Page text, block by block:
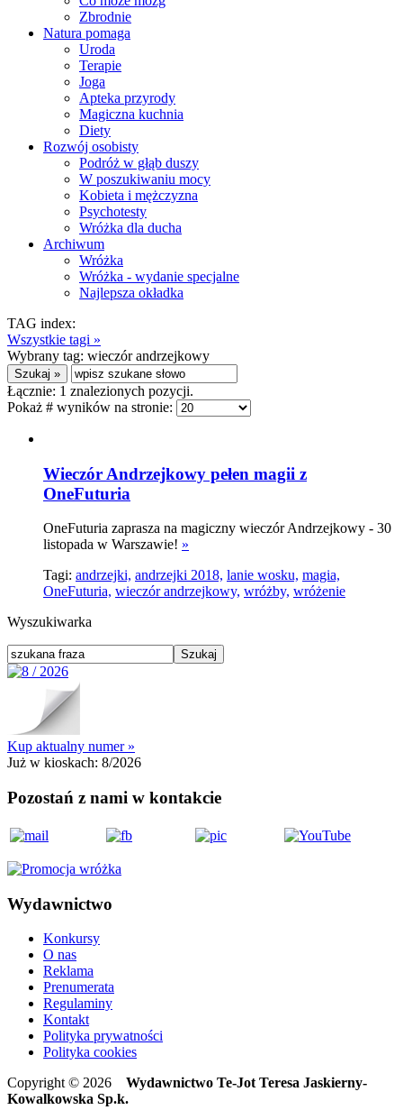
Zbrodnie
Natura pomaga
Uroda
Terapie
Joga
Apteka przyrody
Magiczna kuchnia
Diety
Rozwój osobisty
Podróż w głąb duszy
W poszukiwaniu mocy
Kobieta i mężczyzna
Psychotesty
Wróżka dla ducha
Archiwum
Wróżka
Wróżka - wydanie specjalne
Najlepsza okładka
TAG index:
Wszystkie tagi »
Wybrany tag: wieczór andrzejkowy
Łącznie: 1 znalezionych pozycji.
Pokaż # wyników na stronie:
Wieczór Andrzejkowy pełen magii z
OneFuturia
OneFuturia zaprasza na magiczny wieczór Andrzejkowy - 30
listopada w Warszawie! »
Tagi: andrzejki, andrzejki 2018, lanie wosku, magia,
OneFuturia, wieczór andrzejkowy, wróżby, wróżenie
Wyszukiwarka
Kup aktualny numer »
Już w kioskach: 8/2026
Pozostań z nami w kontakcie
Wydawnictwo
Konkursy
O nas
Reklama
Prenumerata
Regulaminy
Kontakt
Polityka prywatności
Polityka cookies
Copyright © 2026 Wydawnictwo Te-Jot Teresa Jaskierny-
Kowalkowska Sp.k.